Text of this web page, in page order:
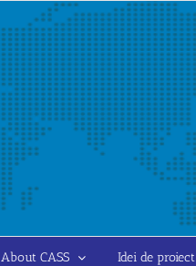
About CASS Idei de proiect